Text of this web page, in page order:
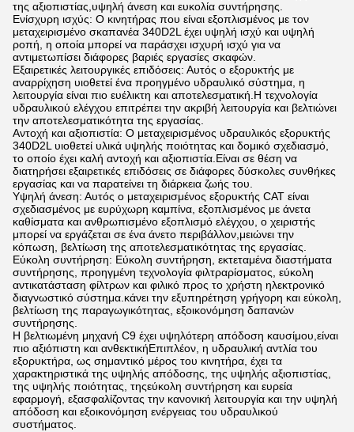
της αξιοπιστίας,υψηλή άνεση και ευκολία συντήρησης.
Ενίσχυρη ισχύς: Ο κινητήρας που είναι εξοπλισμένος με τον
μεταχειρισμένο σκαπανέα 340D2L έχει υψηλή ισχύ και υψηλή
ροπή, η οποία μπορεί να παράσχει ισχυρή ισχύ για να
αντιμετωπίσει διάφορες βαριές εργασίες σκαφών.
Εξαιρετικές λειτουργικές επιδόσεις: Αυτός ο εξορυκτής με
αναρρίχηση υιοθετεί ένα προηγμένο υδραυλικό σύστημα, η
λειτουργία είναι πιο ευέλικτη και αποτελεσματική.Η τεχνολογία
υδραυλικού ελέγχου επιτρέπει την ακριβή λειτουργία και βελτιώνει
την αποτελεσματικότητα της εργασίας.
Αντοχή και αξιοπιστία: Ο μεταχειρισμένος υδραυλικός εξορυκτής
340D2L υιοθετεί υλικά υψηλής ποιότητας και δομικό σχεδιασμό,
το οποίο έχει καλή αντοχή και αξιοπιστία.Είναι σε θέση να
διατηρήσει εξαιρετικές επιδόσεις σε διάφορες δύσκολες συνθήκες
εργασίας και να παρατείνει τη διάρκεια ζωής του.
Υψηλή άνεση: Αυτός ο μεταχειρισμένος εξορυκτής CAT είναι
σχεδιασμένος με ευρύχωρη καμπίνα, εξοπλισμένος με άνετα
καθίσματα και ανθρωπισμένο εξοπλισμό ελέγχου, ο χειριστής
μπορεί να εργάζεται σε ένα άνετο περιβάλλον,μειώνει την
κόπωση, βελτίωση της αποτελεσματικότητας της εργασίας.
Εύκολη συντήρηση: Εύκολη συντήρηση, εκτεταμένα διαστήματα
συντήρησης, προηγμένη τεχνολογία φιλτραρίσματος, εύκολη
αντικατάσταση φίλτρων και φιλικό προς το χρήστη ηλεκτρονικό
διαγνωστικό σύστημα.κάνει την εξυπηρέτηση γρήγορη και εύκολη,
βελτίωση της παραγωγικότητας, εξοικονόμηση δαπανών
συντήρησης.
Η βελτιωμένη μηχανή C9 έχει υψηλότερη απόδοση καυσίμου,είναι
πιο αξιόπιστη και ανθεκτικήΕπιπλέον, η υδραυλική αντλία του
εξορυκτήρα, ως σημαντικό μέρος του κινητήρα, έχει τα
χαρακτηριστικά της υψηλής απόδοσης, της υψηλής αξιοπιστίας,
της υψηλής ποιότητας, τηςεύκολη συντήρηση και ευρεία
εφαρμογή, εξασφαλίζοντας την κανονική λειτουργία και την υψηλή
απόδοση και εξοικονόμηση ενέργειας του υδραυλικού
συστήματος.